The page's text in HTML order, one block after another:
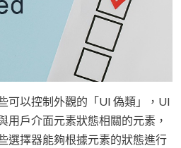
可以控制外觀的「UI 偽類」，UI
用戶介面元素狀態相關的元素，
選擇器能夠根據元素的狀態進行